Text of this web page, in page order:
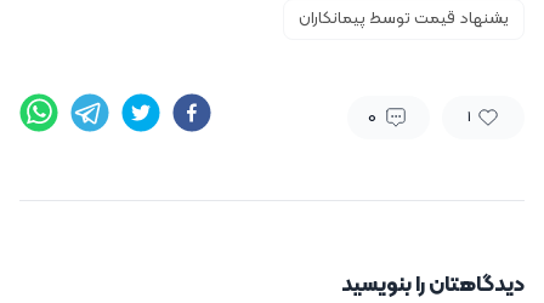
یشنهاد قیمت‌ توسط‌ پیمانکاران
1
0
دیدگاهتان را بنویسید